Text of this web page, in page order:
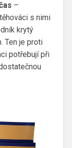
–
s nimi
krytý
Ten je proti
potřebují při